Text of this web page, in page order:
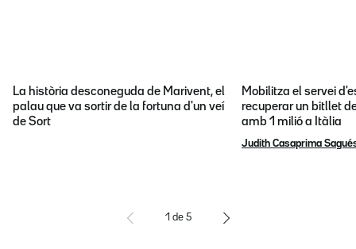
La història desconeguda de Marivent, el
palau que va sortir de la fortuna d'un veí
de Sort
Mobilitza el servei
recuperar un bitllet
amb 1 milió a Itàlia
Judith Casaprima
1 de 5